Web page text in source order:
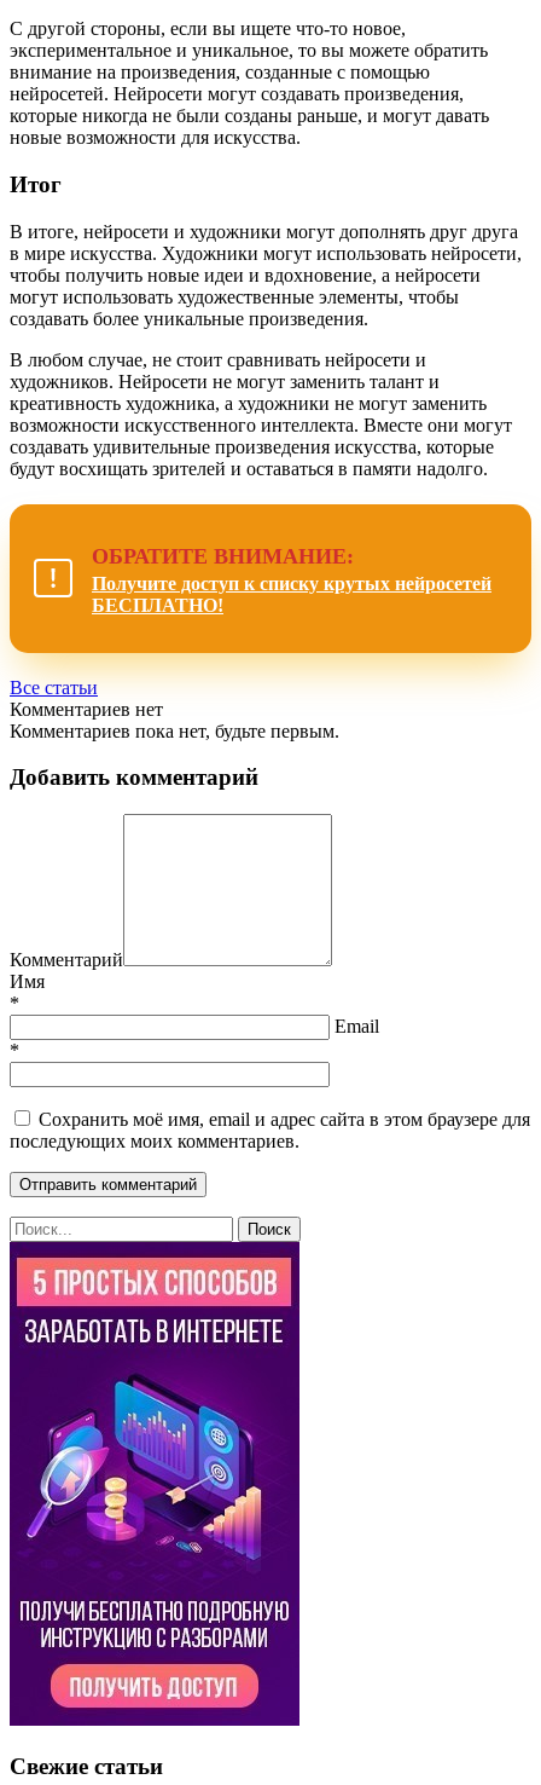
С другой стороны, если вы ищете что-то новое,
экспериментальное и уникальное, то вы можете обратить
внимание на произведения, созданные с помощью
нейросетей. Нейросети могут создавать произведения,
которые никогда не были созданы раньше, и могут давать
новые возможности для искусства.
Итог
В итоге, нейросети и художники могут дополнять друг друга
в мире искусства. Художники могут использовать нейросети,
чтобы получить новые идеи и вдохновение, а нейросети
могут использовать художественные элементы, чтобы
создавать более уникальные произведения.
В любом случае, не стоит сравнивать нейросети и
художников. Нейросети не могут заменить талант и
креативность художника, а художники не могут заменить
возможности искусственного интеллекта. Вместе они могут
создавать удивительные произведения искусства, которые
будут восхищать зрителей и оставаться в памяти надолго.
ОБРАТИТЕ ВНИМАНИЕ:
Получите доступ к списку крутых нейросетей
БЕСПЛАТНО!
Все статьи
Комментариев нет
Комментариев пока нет, будьте первым.
Добавить комментарий
Комментарий
Имя
*
Email
*
Сохранить моё имя, email и адрес сайта в этом браузере для
последующих моих комментариев.
Свежие статьи